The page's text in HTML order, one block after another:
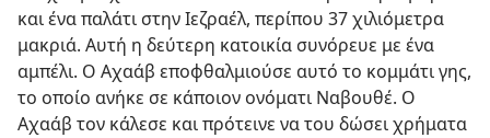
και ένα παλάτι στην Ιεζραέλ, περίπου 37 χιλιόμετρα
μακριά. Αυτή η δεύτερη κατοικία συνόρευε με ένα
αμπέλι. Ο Αχαάβ εποφθαλμιούσε αυτό το κομμάτι γης,
το οποίο ανήκε σε κάποιον ονόματι Ναβουθέ. Ο
Αχαάβ τον κάλεσε και πρότεινε να του δώσει χρήματα